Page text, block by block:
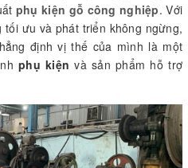
phụ kiện gỗ công nghiệp. Với
ưu và phát triển không ngừng,
định vị thế của mình là một
phụ kiện và sản phẩm hỗ trợ